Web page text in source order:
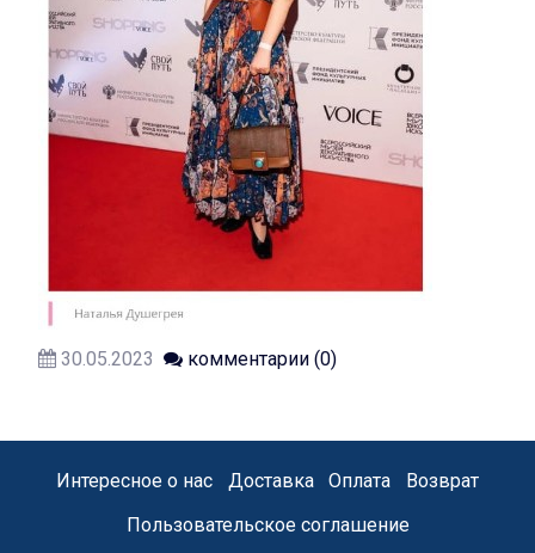
30.05.2023 комментарии (0)
Интересное о нас Доставка Оплата
Возврат
Пользовательское соглашение